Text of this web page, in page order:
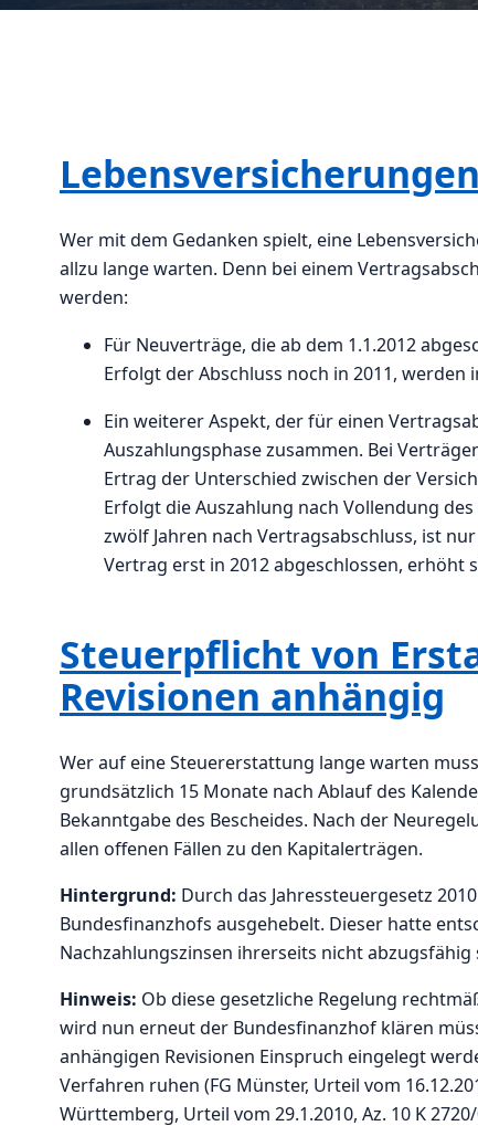
Wer mit dem Gedanken spielt, eine
allzu lange warten. Denn bei einem
werden:
Für Neuverträge, die ab dem 1.1.2012
Erfolgt der Abschluss noch in 2011, werden
Ein weiterer Aspekt, der für einen
Auszahlungsphase zusammen. Bei
Ertrag der Unterschied zwischen der
Erfolgt die Auszahlung nach Vollendung
zwölf Jahren nach Vertragsabschluss, ist
Vertrag erst in 2012 abgeschlossen, erhöht
Steuerpflicht von
Revisionen anhängig
Wer auf eine Steuererstattung lange warten
grundsätzlich 15 Monate nach Ablauf des
Bekanntgabe des Bescheides. Nach der
allen offenen Fällen zu den Kapitalerträgen.
Hintergrund: Durch das Jahressteuergesetz
Bundesfinanzhofs ausgehebelt. Dieser hatte
Nachzahlungszinsen ihrerseits nicht abzugsfähig
Hinweis: Ob diese gesetzliche Regelung
wird nun erneut der Bundesfinanzhof klären
anhängigen Revisionen Einspruch eingelegt
Verfahren ruhen (FG Münster, Urteil vom
Württemberg, Urteil vom 29.1.2010, Az. 10 K 2720/